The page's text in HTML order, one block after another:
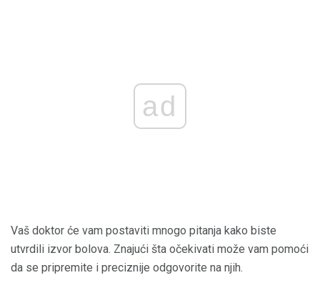
ad
Vaš doktor će vam postaviti mnogo pitanja kako biste
utvrdili izvor bolova. Znajući šta očekivati ​​može vam pomoći
da se pripremite i preciznije odgovorite na njih.